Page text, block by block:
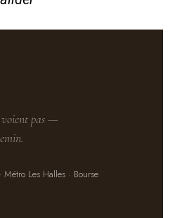
voient pas —
Les Halles · Bourse